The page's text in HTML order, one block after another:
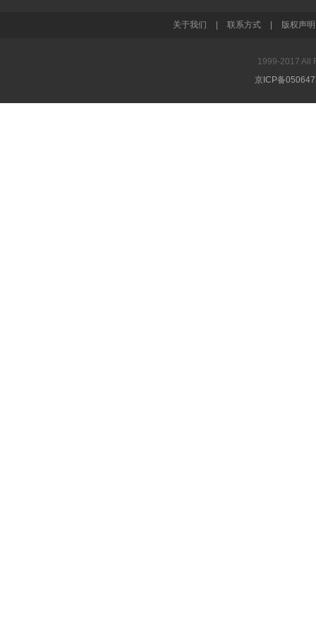
关于我们 联系方式 版权声明
1999-2017 All
京ICP备